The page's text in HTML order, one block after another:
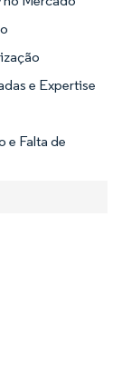
e Expertise
e Falta de